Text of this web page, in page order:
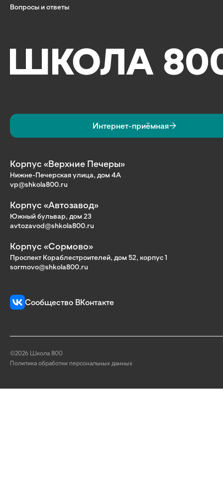
Вопросы и ответы
Интернет-приёмная
Корпус «Верхние Печеры»
Нижне-Печерская улица, дом 4А
vp@shkola800.ru
Корпус «Автозавод»
Южный бульвар, дом 23
avtozavod@shkola800.ru
Корпус «Сормово»
Проспект Кораблестроителей, дом 52, корпус 1
sormovo@shkola800.ru
Сообщество ВКонтакте
©2026 Школа 800
Политика обработки персональных данных